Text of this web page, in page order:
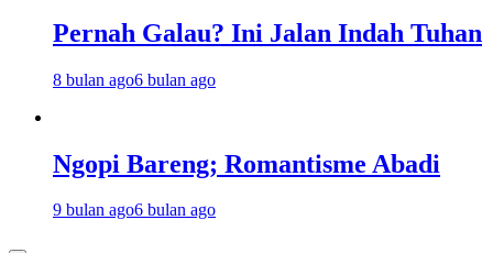
Pernah Galau? Ini Jalan Indah Tuhan
8 bulan ago6 bulan ago
Ngopi Bareng; Romantisme Abadi
9 bulan ago6 bulan ago